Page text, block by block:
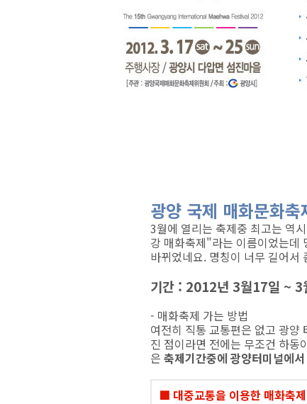
광양 국제 매화문화축
3월에 열리는 축제중 최고는 역
강 매화축제"라는 이름이었는데
바뀌었네요. 명칭이 너무 길어서
기간 : 2012년 3월17일 ~
- 매화축제 가는 방법
여전히 직통 교통편은 없고 광양
진 점이라면 전에는 무조건 하동
은 축제기간중에 광양터미널에
■ 대중교통을 이용한 매화축